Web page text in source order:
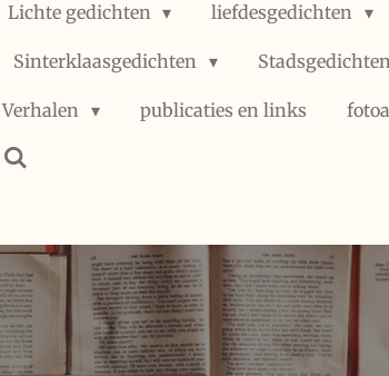
Lichte gedichten liefdesgedichten
Sinterklaasgedichten
Verhalen publicaties en links